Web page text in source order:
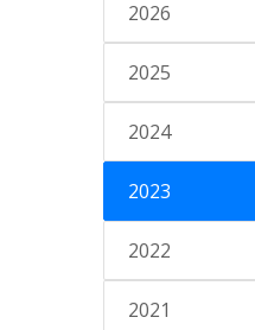
2026
2025
2024
2023
2022
2021